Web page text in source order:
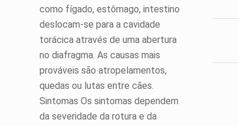
como fígado, estômago, intestino
deslocam-se para a cavidade
torácica através de uma abertura
no diafragma. As causas mais
prováveis são atropelamentos,
quedas ou lutas entre cães.
Sintomas Os sintomas dependem
da severidade da rotura e da